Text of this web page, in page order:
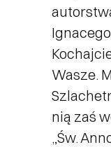
Wasze.
nią zaś
„Św.